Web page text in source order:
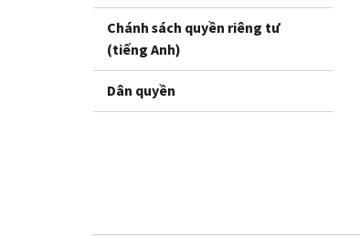
Chánh sách quyền riêng tư
(tiếng Anh)
Dân quyền